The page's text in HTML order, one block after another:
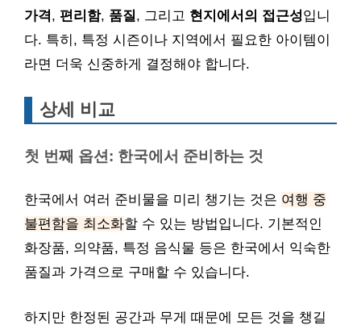
가격, 편리함, 품질, 그리고 현지에서의 접근성입니
다. 특히, 특정 시즌이나 지역에서 필요한 아이템이
라면 더욱 신중하게 결정해야 합니다.
상세 비교
첫 번째 옵션: 한국에서 준비하는 것
한국에서 여러 준비물을 미리 챙기는 것은 여행 중
불편함을 최소화할 수 있는 방법입니다. 기본적인
화장품, 의약품, 특정 음식물 등은 한국에서 익숙한
품질과 가격으로 구매할 수 있습니다.
하지만 한정된 공간과 무게 때문에 모든 것을 챙길